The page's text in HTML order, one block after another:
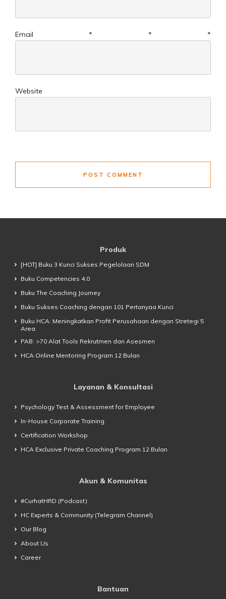
Email* * *
Website
POST COMMENT
Produk
[HOT] Buku 3 Kunci Sukses Pegelolaan SDM
Buku Competencies 4.0
Buku The Coaching Journey
Buku Sukses Coaching dengan 101 Pertanyaa Kunci
Buku HCA: Meningkatkan Profit Perusahaan dengan Stretegi 5
Area
PAB: >70 Alat Tools Rekrutmen dan Asesmen
HCA Online Mentoring Program 12 Bulan
Layanan & Konsultasi
Psychology Test & Assessment for Employee
In-House Corporate Training
Certification Workshop
HCA Exclusive Private Coaching Program 12 Bulan
Akun & Komunitas
#CurhatHRD (Podcast)
HC Experts & Community (Telegram Channel)
Our Blog
About Us
Career
Bantuan